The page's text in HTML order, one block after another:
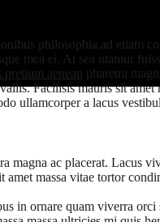
philosophia,ad etiam
mea ei. At sea utamur
pretium aenean pharetra
Facilisis mauris sit
ullamcorper a lacus
magna ac placerat. Lacus
amet massa vitae tortor
in ornare quam viverra